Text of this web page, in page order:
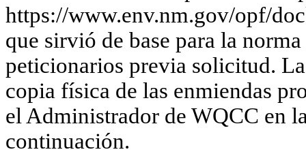
https://www.env.nm.gov/opf/
que sirvió de base para la
peticionarios previa solicitud.
copia física de las enmiendas
el Administrador de WQCC en
continuación.